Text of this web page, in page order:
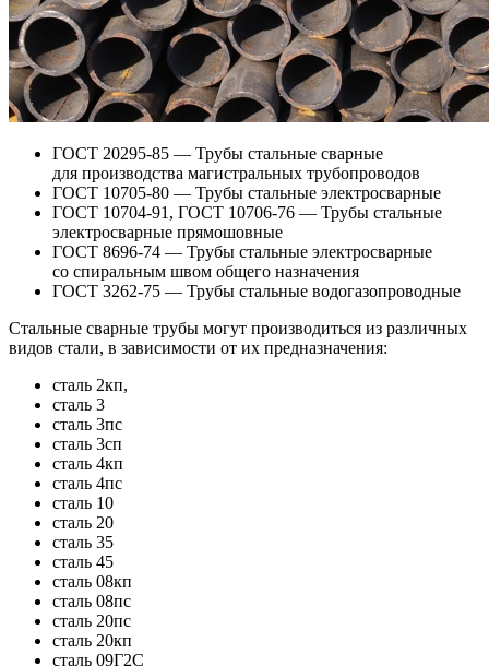
ГОСТ 20295-85 — Трубы стальные сварные
для производства магистральных трубопроводов
ГОСТ 10705-80 — Трубы стальные электросварные
ГОСТ 10704-91, ГОСТ 10706-76 — Трубы стальные
электросварные прямошовные
ГОСТ 8696-74 — Трубы стальные электросварные
со спиральным швом общего назначения
ГОСТ 3262-75 — Трубы стальные водогазопроводные
Стальные сварные трубы могут производиться из различных
видов стали, в зависимости от их предназначения:
сталь 2кп,
сталь 3
сталь 3пс
сталь 3сп
сталь 4кп
сталь 4пс
сталь 10
сталь 20
сталь 35
сталь 45
сталь 08кп
сталь 08пс
сталь 20пс
сталь 20кп
сталь 09Г2С